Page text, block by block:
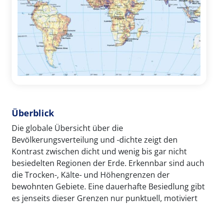
Überblick
Die globale Übersicht über die
Bevölkerungsverteilung und -dichte zeigt den
Kontrast zwischen dicht und wenig bis gar nicht
besiedelten Regionen der Erde. Erkennbar sind auch
die Trocken-, Kälte- und Höhengrenzen der
bewohnten Gebiete. Eine dauerhafte Besiedlung gibt
es jenseits dieser Grenzen nur punktuell, motiviert